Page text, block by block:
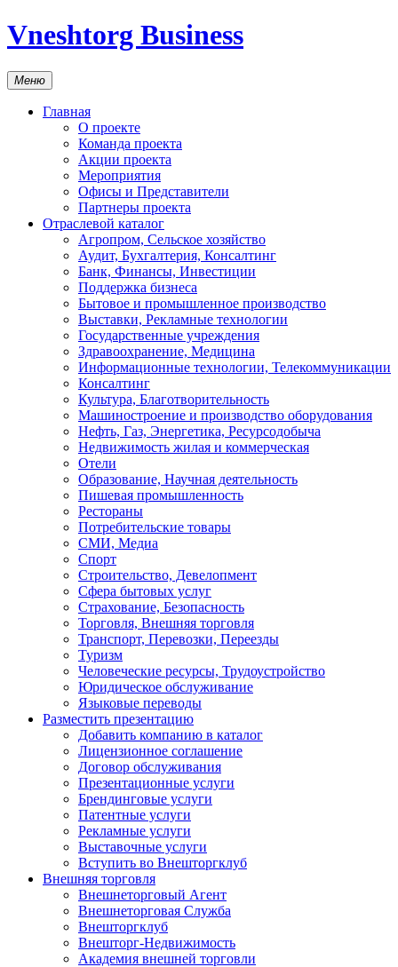
Vneshtorg Business
Меню
Главная
О проекте
Команда проекта
Акции проекта
Мероприятия
Офисы и Представители
Партнеры проекта
Отраслевой каталог
Агропром, Сельское хозяйство
Аудит, Бухгалтерия, Консалтинг
Банк, Финансы, Инвестиции
Поддержка бизнеса
Бытовое и промышленное производство
Выставки, Рекламные технологии
Государственные учреждения
Здравоохранение, Медицина
Информационные технологии, Телекоммуникации
Консалтинг
Культура, Благотворительность
Машиностроение и производство оборудования
Нефть, Газ, Энергетика, Ресурсодобыча
Недвижимость жилая и коммерческая
Отели
Образование, Научная деятельность
Пишевая промышленность
Рестораны
Потребительские товары
СМИ, Медиа
Спорт
Строительство, Девелопмент
Сфера бытовых услуг
Страхование, Безопасность
Торговля, Внешняя торговля
Транспорт, Перевозки, Переезды
Туризм
Человеческие ресурсы, Трудоустройство
Юридическое обслуживание
Языковые переводы
Разместить презентацию
Добавить компанию в каталог
Лицензионное соглашение
Договор обслуживания
Презентационные услуги
Брендинговые услуги
Патентные услуги
Рекламные услуги
Выставочные услуги
Вступить во Внешторгклуб
Внешняя торговля
Внешнеторговый Агент
Внешнеторговая Служба
Внешторгклуб
Внешторг-Недвижимость
Академия внешней торговли